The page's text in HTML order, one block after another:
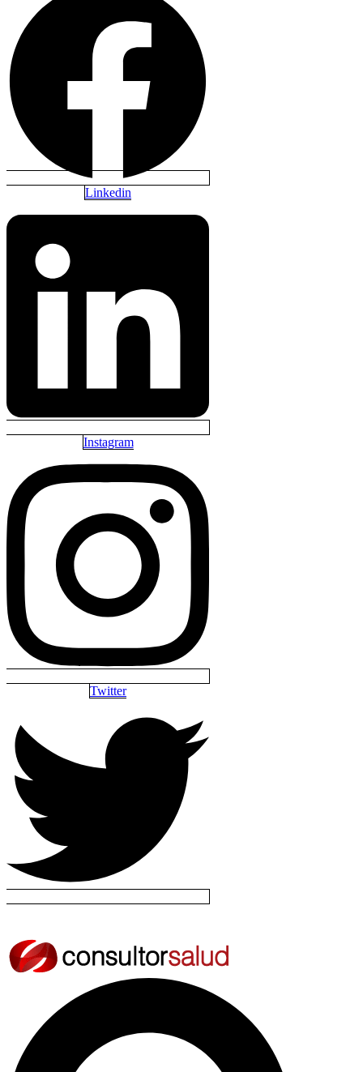
Linkedin
Instagram
Twitter